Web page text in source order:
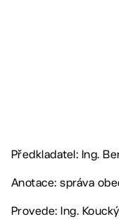
Předkladatel: Ing.
Anotace: správa
Provede: Ing.